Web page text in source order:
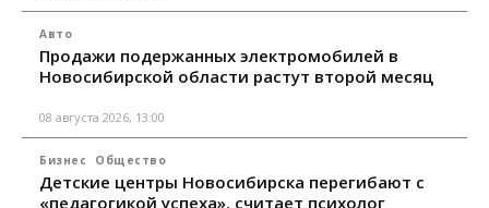
Авто
Продажи подержанных электромобилей в
Новосибирской области растут второй месяц
08 августа 2026, 13:00
Бизнес Общество
Детские центры Новосибирска перегибают с
«педагогикой успеха», считает психолог